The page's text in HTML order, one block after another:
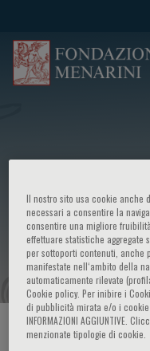
Simposio
on
physiology to
HOME PAGE / CURSOS Y
Il nostro sito usa cookie anche
necessari a consentire la
consentire una migliore
effettuare statistiche
per sottoporti contenuti, anche
manifestate nell‘ambito della
automaticamente rilevate
Cookie policy. Per inibire i
di pubblicità mirata e/o i
INFORMAZIONI AGGIUNTIVE.
menzionate tipologie di cookie.